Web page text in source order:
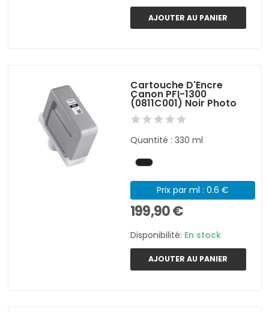
AJOUTER AU PANIER
Cartouche D'Encre
Canon PFI-1300
(0811C001) Noir Photo
Quantité : 330 ml
Prix par ml : 0.6 €
199,90 €
Disponibilité: En stock
AJOUTER AU PANIER